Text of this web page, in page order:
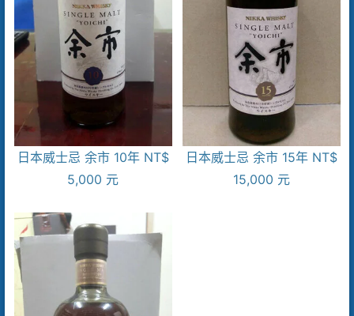
日本威士忌 余市 10年 NT$
5,000 元
日本威士忌 余市 15年 NT$
15,000 元